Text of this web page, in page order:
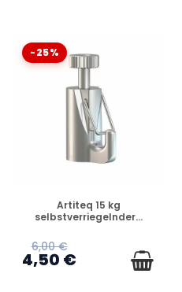
-25%
VERFÜGBAR
Artiteq 15 kg
selbstverriegelnder...
6,00 €
4,50 €